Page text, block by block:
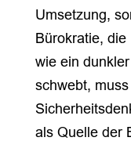
Umsetzung,
Bürokratie, die
wie ein
schwebt,
als Quelle der